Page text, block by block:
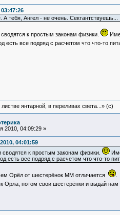
тебя, Ангел - не очень. Сектантствуешь...
к простым законам физики.
есть все подряд с расчетом что что-то
янтарной, в переливах света...» (c)
2010, 04:09:29 »
04:01:59
к простым законам физики.
есть все подряд с расчетом что что-то
Орёл от шестерёнок ММ отличается
.
Орла, потом свои шестерёнки и выдай нам